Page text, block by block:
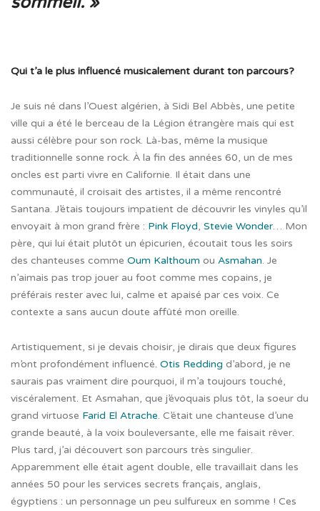
Qui t’a le plus influencé musicalement durant ton parcours?
Je suis né dans l’Ouest algérien, à Sidi Bel Abbès, une petite
ville qui a été le berceau de la Légion étrangère mais qui est
aussi célèbre pour son rock. Là-bas, même la musique
traditionnelle sonne rock. À la fin des années 60, un de mes
oncles est parti vivre en Californie. Il était dans une
communauté, il croisait des artistes, il a même rencontré
Santana. J’étais toujours impatient de découvrir les vinyles qu’il
envoyait à mon grand frère : Pink Floyd, Stevie Wonder… Mon
père, qui lui était plutôt un épicurien, écoutait tous les soirs
des chanteuses comme Oum Kalthoum ou Asmahan. Je
n’aimais pas trop jouer au foot comme mes copains, je
préférais rester avec lui, calme et apaisé par ces voix. Ce
contexte a sans aucun doute affûté mon oreille.
Artistiquement, si je devais choisir, je dirais que deux figures
m’ont profondément influencé. Otis Redding d’abord, je ne
saurais pas vraiment dire pourquoi, il m’a toujours touché,
viscéralement. Et Asmahan, que j’évoquais plus tôt, la soeur du
grand virtuose Farid El Atrache. C’était une chanteuse d’une
grande beauté, à la voix bouleversante, elle me faisait rêver.
Plus tard, j’ai découvert son parcours très singulier.
Apparemment elle était agent double, elle travaillait dans les
années 50 pour les services secrets français, anglais,
égyptiens : un personnage un peu sulfureux en somme ! Ces